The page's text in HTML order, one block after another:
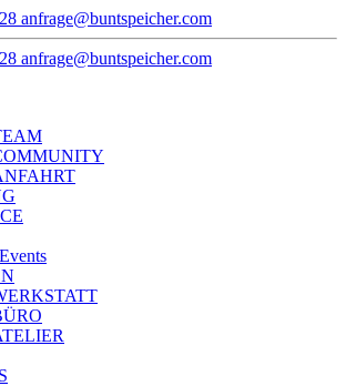
anfrage@buntspeicher.com
anfrage@buntspeicher.com